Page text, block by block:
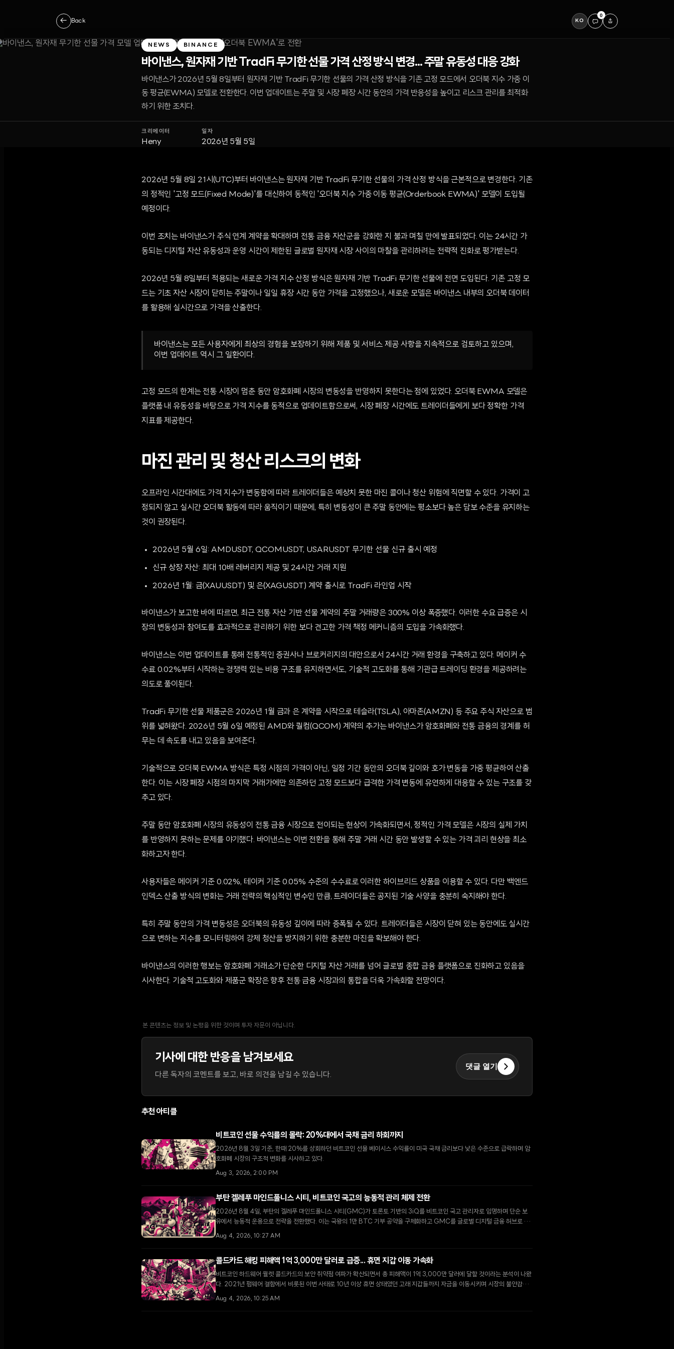
← Back KO
0
NEWS BINANCE
바이낸스, 원자재 기반 TradFi 무기한 선물 가격 산정 방식 변경... 주말 유동성 대응 강화
바이낸스가 2026년 5월 8일부터 원자재 기반 TradFi 무기한 선물의 가격 산정 방식을 기존 고정 모드에서 오더북 지수 가중 이
동 평균(EWMA) 모델로 전환한다. 이번 업데이트는 주말 및 시장 폐장 시간 동안의 가격 반응성을 높이고 리스크 관리를 최적화
하기 위한 조치다.
크리에이터
Heny
일자
2026년 5월 5일
2026년 5월 8일 21시(UTC)부터 바이낸스는 원자재 기반 TradFi 무기한 선물의 가격 산정 방식을 근본적으로 변경한다. 기존
의 정적인 '고정 모드(Fixed Mode)'를 대신하여 동적인 '오더북 지수 가중 이동 평균(Orderbook EWMA)' 모델이 도입될
예정이다.
이번 조치는 바이낸스가 주식 연계 계약을 확대하며 전통 금융 자산군을 강화한 지 불과 며칠 만에 발표되었다. 이는 24시간 가
동되는 디지털 자산 유동성과 운영 시간이 제한된 글로벌 원자재 시장 사이의 마찰을 관리하려는 전략적 진화로 평가받는다.
2026년 5월 8일부터 적용되는 새로운 가격 지수 산정 방식은 원자재 기반 TradFi 무기한 선물에 전면 도입된다. 기존 고정 모
드는 기초 자산 시장이 닫히는 주말이나 일일 휴장 시간 동안 가격을 고정했으나, 새로운 모델은 바이낸스 내부의 오더북 데이터
를 활용해 실시간으로 가격을 산출한다.
바이낸스는 모든 사용자에게 최상의 경험을 보장하기 위해 제품 및 서비스 제공 사항을 지속적으로 검토하고 있으며,
이번 업데이트 역시 그 일환이다.
고정 모드의 한계는 전통 시장이 멈춘 동안 암호화폐 시장의 변동성을 반영하지 못한다는 점에 있었다. 오더북 EWMA 모델은
플랫폼 내 유동성을 바탕으로 가격 지수를 동적으로 업데이트함으로써, 시장 폐장 시간에도 트레이더들에게 보다 정확한 가격
지표를 제공한다.
마진 관리 및 청산 리스크의 변화
오프라인 시간대에도 가격 지수가 변동함에 따라 트레이더들은 예상치 못한 마진 콜이나 청산 위험에 직면할 수 있다. 가격이 고
정되지 않고 실시간 오더북 활동에 따라 움직이기 때문에, 특히 변동성이 큰 주말 동안에는 평소보다 높은 담보 수준을 유지하는
것이 권장된다.
2026년 5월 6일: AMDUSDT, QCOMUSDT, USARUSDT 무기한 선물 신규 출시 예정
신규 상장 자산: 최대 10배 레버리지 제공 및 24시간 거래 지원
2026년 1월: 금(XAUUSDT) 및 은(XAGUSDT) 계약 출시로 TradFi 라인업 시작
바이낸스가 보고한 바에 따르면, 최근 전통 자산 기반 선물 계약의 주말 거래량은 300% 이상 폭증했다. 이러한 수요 급증은 시
장의 변동성과 참여도를 효과적으로 관리하기 위한 보다 견고한 가격 책정 메커니즘의 도입을 가속화했다.
바이낸스는 이번 업데이트를 통해 전통적인 증권사나 브로커리지의 대안으로서 24시간 거래 환경을 구축하고 있다. 메이커 수
수료 0.02%부터 시작하는 경쟁력 있는 비용 구조를 유지하면서도, 기술적 고도화를 통해 기관급 트레이딩 환경을 제공하려는
의도로 풀이된다.
TradFi 무기한 선물 제품군은 2026년 1월 금과 은 계약을 시작으로 테슬라(TSLA), 아마존(AMZN) 등 주요 주식 자산으로 범
위를 넓혀왔다. 2026년 5월 6일 예정된 AMD와 퀄컴(QCOM) 계약의 추가는 바이낸스가 암호화폐와 전통 금융의 경계를 허
무는 데 속도를 내고 있음을 보여준다.
기술적으로 오더북 EWMA 방식은 특정 시점의 가격이 아닌, 일정 기간 동안의 오더북 깊이와 호가 변동을 가중 평균하여 산출
한다. 이는 시장 폐장 시점의 마지막 거래가에만 의존하던 고정 모드보다 급격한 가격 변동에 유연하게 대응할 수 있는 구조를 갖
추고 있다.
주말 동안 암호화폐 시장의 유동성이 전통 금융 시장으로 전이되는 현상이 가속화되면서, 정적인 가격 모델은 시장의 실제 가치
를 반영하지 못하는 문제를 야기했다. 바이낸스는 이번 전환을 통해 주말 거래 시간 동안 발생할 수 있는 가격 괴리 현상을 최소
화하고자 한다.
사용자들은 메이커 기준 0.02%, 테이커 기준 0.05% 수준의 수수료로 이러한 하이브리드 상품을 이용할 수 있다. 다만 백엔드
인덱스 산출 방식의 변화는 거래 전략의 핵심적인 변수인 만큼, 트레이더들은 공지된 기술 사양을 충분히 숙지해야 한다.
특히 주말 동안의 가격 변동성은 오더북의 유동성 깊이에 따라 증폭될 수 있다. 트레이더들은 시장이 닫혀 있는 동안에도 실시간
으로 변하는 지수를 모니터링하여 강제 청산을 방지하기 위한 충분한 마진을 확보해야 한다.
바이낸스의 이러한 행보는 암호화폐 거래소가 단순한 디지털 자산 거래를 넘어 글로벌 종합 금융 플랫폼으로 진화하고 있음을
시사한다. 기술적 고도화와 제품군 확장은 향후 전통 금융 시장과의 통합을 더욱 가속화할 전망이다.
본 콘텐츠는 정보 및 논평을 위한 것이며 투자 자문이 아닙니다.
기사에 대한 반응을 남겨보세요
다른 독자의 코멘트를 보고, 바로 의견을 남길 수 있습니다.
댓글 열기
추천 아티클
비트코인 선물 수익률의 몰락: 20%대에서 국채 금리 하회까지
2026년 8월 3일 기준, 한때 20%를 상회하던 비트코인 선물 베이시스 수익률이 미국 국채 금리보다 낮은 수준으로 급락하며 암
호화폐 시장의 구조적 변화를 시사하고 있다.
Aug 3, 2026, 2:00 PM
부탄 겔레푸 마인드풀니스 시티, 비트코인 국고의 능동적 관리 체제 전환
2026년 8월 4일, 부탄의 겔레푸 마인드풀니스 시티(GMC)가 토론토 기반의 3iQ를 비트코인 국고 관리자로 임명하며 단순 보
유에서 능동적 운용으로 전략을 전환했다. 이는 국왕의 1만 BTC 기부 공약을 구체화하고 GMC를 글로벌 디지털 금융 허브로 육
성하기 위한 핵심 단계다.
Aug 4, 2026, 10:27 AM
콜드카드 해킹 피해액 1억 3,000만 달러로 급증... 휴면 지갑 이동 가속화
비트코인 하드웨어 월렛 콜드카드의 보안 취약점 여파가 확산되면서 총 피해액이 1억 3,000만 달러에 달할 것이라는 분석이 나왔
다. 2021년 펌웨어 결함에서 비롯된 이번 사태로 10년 이상 휴면 상태였던 고래 지갑들까지 자금을 이동시키며 시장의 불안감이
고조되고 있다.
Aug 4, 2026, 10:25 AM